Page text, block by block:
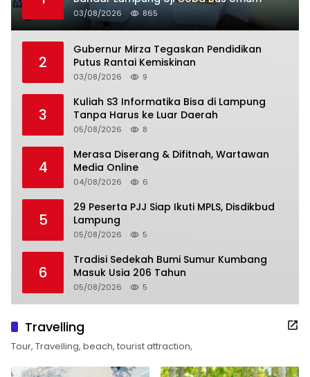
03/08/2026 865
2
Gubernur Mirza Tegaskan Pendidikan
Putus Rantai Kemiskinan
03/08/2026 9
3
Kuliah S3 Informatika Bisa di Lampung
Tanpa Harus ke Luar Daerah
05/08/2026 8
4
Merasa Diserang & Difitnah, Wartawan
Media Online
04/08/2026 6
5
29 Peserta PJJ Siap Ikuti MPLS, Disdikbud
Lampung
05/08/2026 5
6
Tradisi Sedekah Bumi Sumur Kumbang
Masuk Usia 206 Tahun
05/08/2026 5
Travelling
Tour, Travelling, beach, tourist attraction,